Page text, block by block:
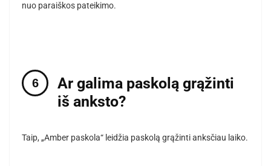
nuo paraiškos pateikimo.
Ar galima paskolą grąžinti
iš anksto?
Taip, „Amber paskola“ leidžia paskolą grąžinti anksčiau laiko.